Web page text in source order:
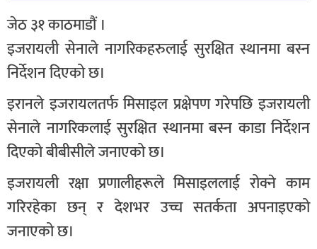
जेठ ३१ काठमाडौं ।
इजरायली सेनाले नागरिकहरुलाई सुरक्षित स्थानमा बस्न
निर्देशन दिएको छ।
इरानले इजरायलतर्फ मिसाइल प्रक्षेपण गरेपछि इजरायली
सेनाले नागरिकलाई सुरक्षित स्थानमा बस्न काडा निर्देशन
दिएको बीबीसीले जनाएको छ।
इजरायली रक्षा प्रणालीहरूले मिसाइललाई रोक्ने काम
गरिरहेका छन् र देशभर उच्च सतर्कता अपनाइएको
जनाएको छ।